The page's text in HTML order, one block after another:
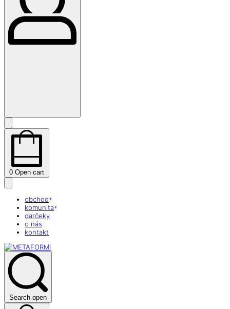
0 Open cart
obchod
komunita
darčeky
o nás
kontakt
Search open